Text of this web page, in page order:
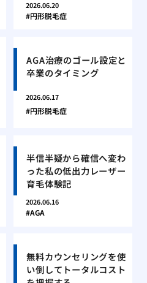
2026.06.20
円形脱毛症
AGA治療のゴール設定と
卒業のタイミング
2026.06.17
円形脱毛症
半信半疑から確信へ変わ
った私の低出力レーザー
育毛体験記
2026.06.16
AGA
無料カウンセリングを使
い倒してトータルコスト